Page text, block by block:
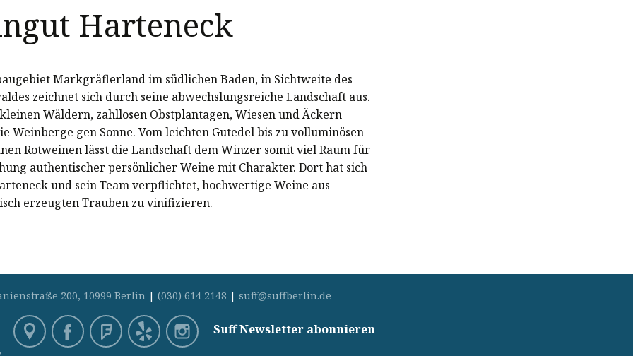
Harteneck
Markgräflerland im südlichen Baden, in Sichtweite des
zeichnet sich durch seine abwechslungsreiche Landschaft aus.
Wäldern, zahllosen Obstplantagen, Wiesen und Äckern
Weinberge gen Sonne. Vom leichten Gutedel bis zu volluminösen
Rotweinen lässt die Landschaft dem Winzer somit viel Raum für
authentischer persönlicher Weine mit Charakter. Dort hat sich
und sein Team verpflichtet, hochwertige Weine aus
erzeugten Trauben zu vinifizieren.
200, 10999 Berlin | (030) 614 2148 | suff@suffberlin.de
Suff Newsletter abonnieren